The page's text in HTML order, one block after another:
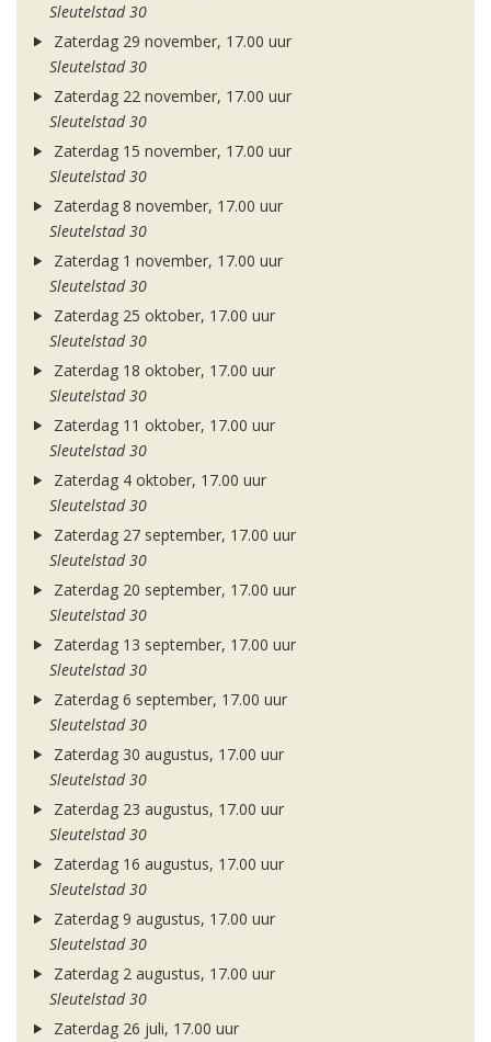
Sleutelstad 30
Zaterdag 29 november, 17.00 uur
Sleutelstad 30
Zaterdag 22 november, 17.00 uur
Sleutelstad 30
Zaterdag 15 november, 17.00 uur
Sleutelstad 30
Zaterdag 8 november, 17.00 uur
Sleutelstad 30
Zaterdag 1 november, 17.00 uur
Sleutelstad 30
Zaterdag 25 oktober, 17.00 uur
Sleutelstad 30
Zaterdag 18 oktober, 17.00 uur
Sleutelstad 30
Zaterdag 11 oktober, 17.00 uur
Sleutelstad 30
Zaterdag 4 oktober, 17.00 uur
Sleutelstad 30
Zaterdag 27 september, 17.00 uur
Sleutelstad 30
Zaterdag 20 september, 17.00 uur
Sleutelstad 30
Zaterdag 13 september, 17.00 uur
Sleutelstad 30
Zaterdag 6 september, 17.00 uur
Sleutelstad 30
Zaterdag 30 augustus, 17.00 uur
Sleutelstad 30
Zaterdag 23 augustus, 17.00 uur
Sleutelstad 30
Zaterdag 16 augustus, 17.00 uur
Sleutelstad 30
Zaterdag 9 augustus, 17.00 uur
Sleutelstad 30
Zaterdag 2 augustus, 17.00 uur
Sleutelstad 30
Zaterdag 26 juli, 17.00 uur